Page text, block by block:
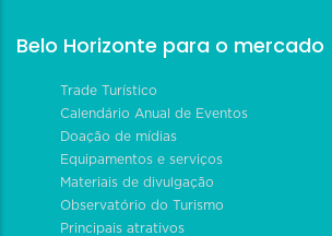
Belo Horizonte para o mercado
Trade Turístico
Calendário Anual de Eventos
Doação de mídias
Equipamentos e serviços
Materiais de divulgação
Observatório do Turismo
Principais atrativos